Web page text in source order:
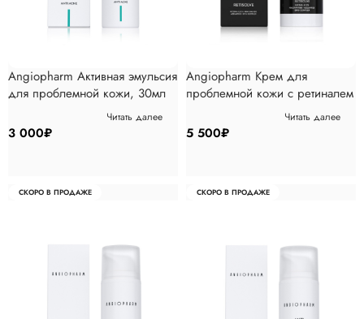
Angiopharm Активная эмульсия
для проблемной кожи, 30мл
3 000₽
Читать далее
Angiopharm Крем для
проблемной кожи с ретиналем
5 500₽
Читать далее
СКОРО В ПРОДАЖЕ СКОРО В ПРОДАЖЕ